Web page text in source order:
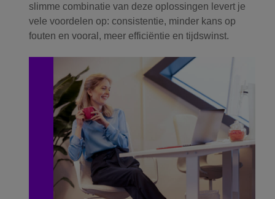
slimme combinatie van deze oplossingen levert je
vele voordelen op: consistentie, minder kans op
fouten en vooral, meer efficiëntie en tijdswinst.